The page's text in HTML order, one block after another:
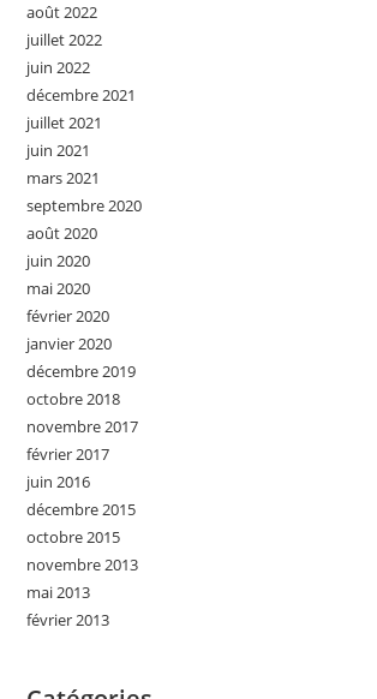
août 2022
juillet 2022
juin 2022
décembre 2021
juillet 2021
juin 2021
mars 2021
septembre 2020
août 2020
juin 2020
mai 2020
février 2020
janvier 2020
décembre 2019
octobre 2018
novembre 2017
février 2017
juin 2016
décembre 2015
octobre 2015
novembre 2013
mai 2013
février 2013